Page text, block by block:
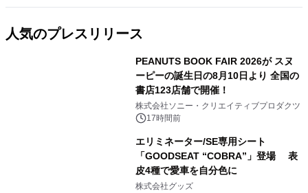
人気のプレスリリース
PEANUTS BOOK FAIR 2026が スヌ
ーピーの誕生日の8月10日より 全国の
書店123店舗で開催！
株式会社ソニー・クリエイティブプロダクツ
17時間前
エリミネーター/SE専用シート
「GOODSEAT “COBRA”」登場 表
皮4種で愛車を自分色に
株式会社グッズ